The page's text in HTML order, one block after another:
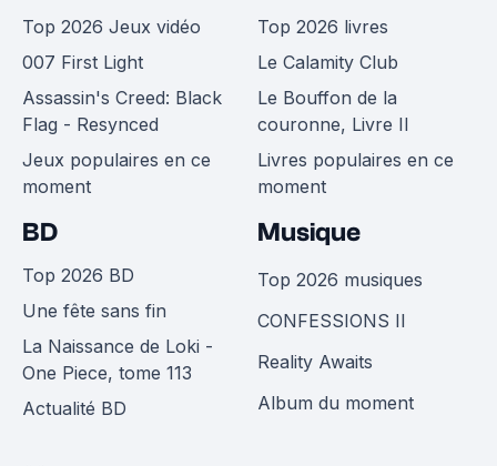
Top 2026 Jeux vidéo
007 First Light
Assassin's Creed: Black
Flag - Resynced
Jeux populaires en ce
moment
Top 2026 livres
Le Calamity Club
Le Bouffon de la
couronne, Livre II
Livres populaires en ce
moment
BD
Top 2026 BD
Une fête sans fin
La Naissance de Loki -
One Piece, tome 113
Actualité BD
Musique
Top 2026 musiques
CONFESSIONS II
Reality Awaits
Album du moment